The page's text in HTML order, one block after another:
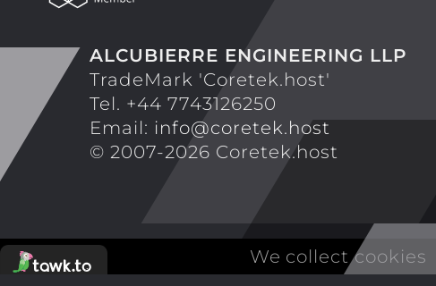
ALCUBIERRE ENGINEERING LLP
TradeMark 'Coretek.host'
Tel. +44 7743126250
Email: info@coretek.host
© 2007-2026 Coretek.host
We collect cookies